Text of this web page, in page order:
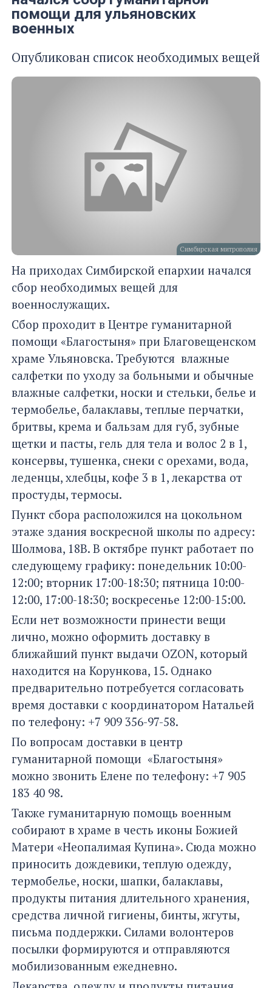
помощи для ульяновских
военных
Опубликован список необходимых вещей
Симбирская митрополия
На приходах Симбирской епархии начался
сбор необходимых вещей для
военнослужащих.
Сбор проходит в Центре гуманитарной
помощи «Благостыня» при Благовещенском
храме Ульяновска. Требуются влажные
салфетки по уходу за больными и обычные
влажные салфетки, носки и стельки, белье и
термобелье, балаклавы, теплые перчатки,
бритвы, крема и бальзам для губ, зубные
щетки и пасты, гель для тела и волос 2 в 1,
консервы, тушенка, снеки с орехами, вода,
леденцы, хлебцы, кофе 3 в 1, лекарства от
простуды, термосы.
Пункт сбора расположился на цокольном
этаже здания воскресной школы по адресу:
Шолмова, 18В. В октябре пункт работает по
следующему графику: понедельник 10:00-
12:00; вторник 17:00-18:30; пятница 10:00-
12:00, 17:00-18:30; воскресенье 12:00-15:00.
Если нет возможности принести вещи
лично, можно оформить доставку в
ближайший пункт выдачи OZON, который
находится на Корункова, 15. Однако
предварительно потребуется согласовать
время доставки с координатором Натальей
по телефону: +7 909 356-97-58.
По вопросам доставки в центр
гуманитарной помощи «Благостыня»
можно звонить Елене по телефону: +7 905
183 40 98.
Также гуманитарную помощь военным
собирают в храме в честь иконы Божией
Матери «Неопалимая Купина». Сюда можно
приносить дождевики, теплую одежду,
термобелье, носки, шапки, балаклавы,
продукты питания длительного хранения,
средства личной гигиены, бинты, жгуты,
письма поддержки. Силами волонтеров
посылки формируются и отправляются
мобилизованным ежедневно.